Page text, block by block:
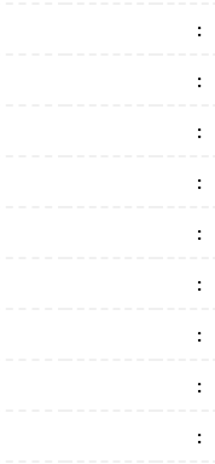
:
:
:
:
:
:
:
:
:
:
:
:
:
:
:
:
:
: